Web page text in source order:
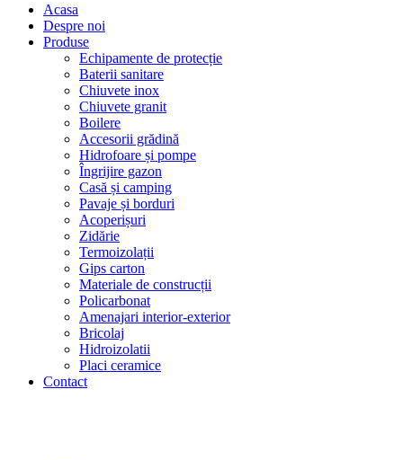
Acasa
Despre noi
Produse
Echipamente de protecție
Baterii sanitare
Chiuvete inox
Chiuvete granit
Boilere
Accesorii grădină
Hidrofoare și pompe
Îngrijire gazon
Casă și camping
Pavaje și borduri
Acoperișuri
Zidărie
Termoizolații
Gips carton
Materiale de construcții
Policarbonat
Amenajari interior-exterior
Bricolaj
Hidroizolatii
Placi ceramice
Contact